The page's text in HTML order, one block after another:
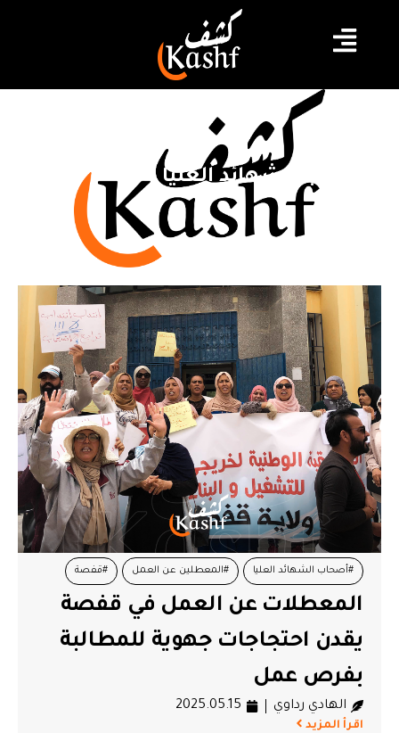
أصحاب الشهائد العليا
#أصحاب الشهائد العليا #المعطلين عن العمل #قفصة
المعطلات عن العمل في قفصة
يقدن احتجاجات جهوية للمطالبة
بفرص عمل
الهادي رداوي 2025.05.15
اقرأ المزيد